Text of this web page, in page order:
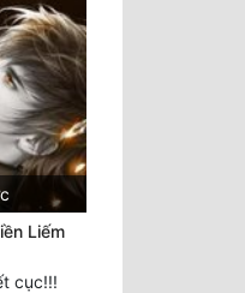
Liếm
cục!!!